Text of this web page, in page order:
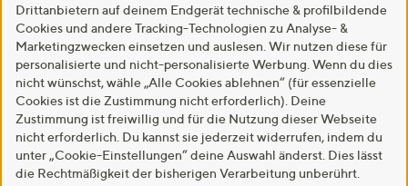
Drittanbietern auf deinem Endgerät technische & profilbildende
Cookies und andere Tracking-Technologien zu Analyse- &
Marketingzwecken einsetzen und auslesen. Wir nutzen diese für
personalisierte und nicht-personalisierte Werbung. Wenn du dies
nicht wünschst, wähle „Alle Cookies ablehnen“ (für essenzielle
Cookies ist die Zustimmung nicht erforderlich). Deine
Zustimmung ist freiwillig und für die Nutzung dieser Webseite
nicht erforderlich. Du kannst sie jederzeit widerrufen, indem du
unter „Cookie-Einstellungen“ deine Auswahl änderst. Dies lässt
die Rechtmäßigkeit der bisherigen Verarbeitung unberührt.